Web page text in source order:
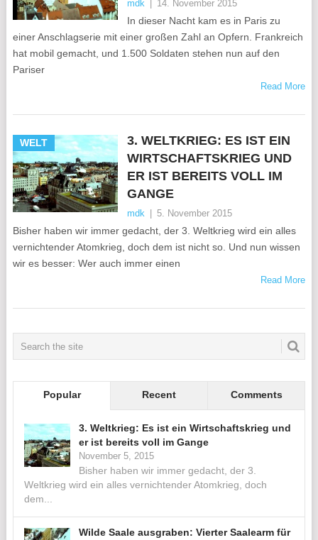
mdk 14. November 2015
In dieser Nacht kam es in Paris zu
einer Anschlagserie mit einer großen Zahl an Opfern. Frankreich
hat mobil gemacht, und 1.500 Soldaten stehen nun auf den
Pariser
Read More
WELT
3. WELTKRIEG: ES IST EIN
WIRTSCHAFTSKRIEG UND
ER IST BEREITS VOLL IM
GANGE
mdk 5. November 2015
Bisher haben wir immer gedacht, der 3. Weltkrieg wird ein alles
vernichtender Atomkrieg, doch dem ist nicht so. Und nun wissen
wir es besser: Wer auch immer einen
Read More
Popular Recent Comments
3. Weltkrieg: Es ist ein Wirtschaftskrieg und
er ist bereits voll im Gange
November 5, 2015
Bisher haben wir immer gedacht, der 3.
Weltkrieg wird ein alles vernichtender Atomkrieg, doch
dem...
Wilde Saale ausgraben: Vierter Saalearm für